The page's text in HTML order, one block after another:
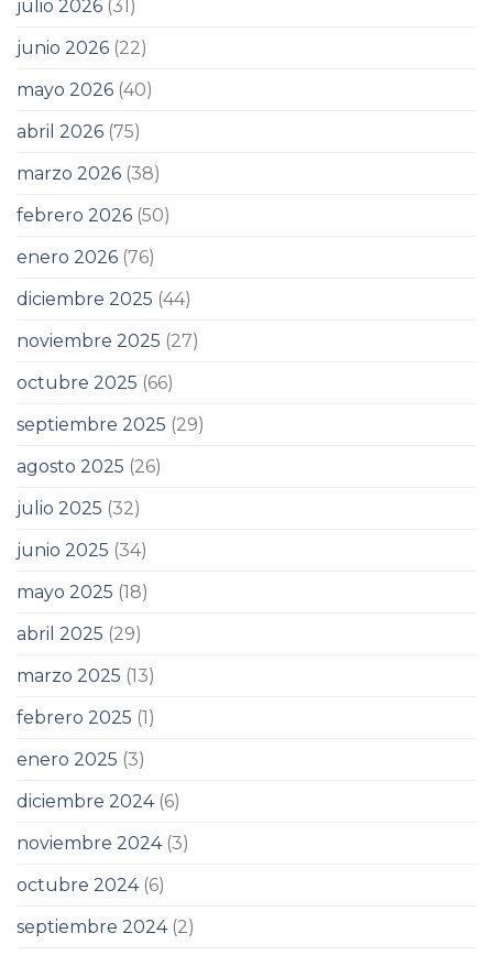
julio 2026 (31)
junio 2026 (22)
mayo 2026 (40)
abril 2026 (75)
marzo 2026 (38)
febrero 2026 (50)
enero 2026 (76)
diciembre 2025 (44)
noviembre 2025 (27)
octubre 2025 (66)
septiembre 2025 (29)
agosto 2025 (26)
julio 2025 (32)
junio 2025 (34)
mayo 2025 (18)
abril 2025 (29)
marzo 2025 (13)
febrero 2025 (1)
enero 2025 (3)
diciembre 2024(6)
noviembre 2024(3)
octubre 2024(6)
septiembre 2024(2)